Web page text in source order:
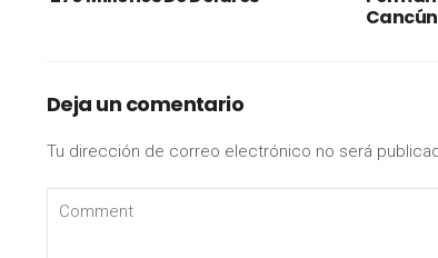
Cancún
Deja un comentario
Tu dirección de correo electrónico no será